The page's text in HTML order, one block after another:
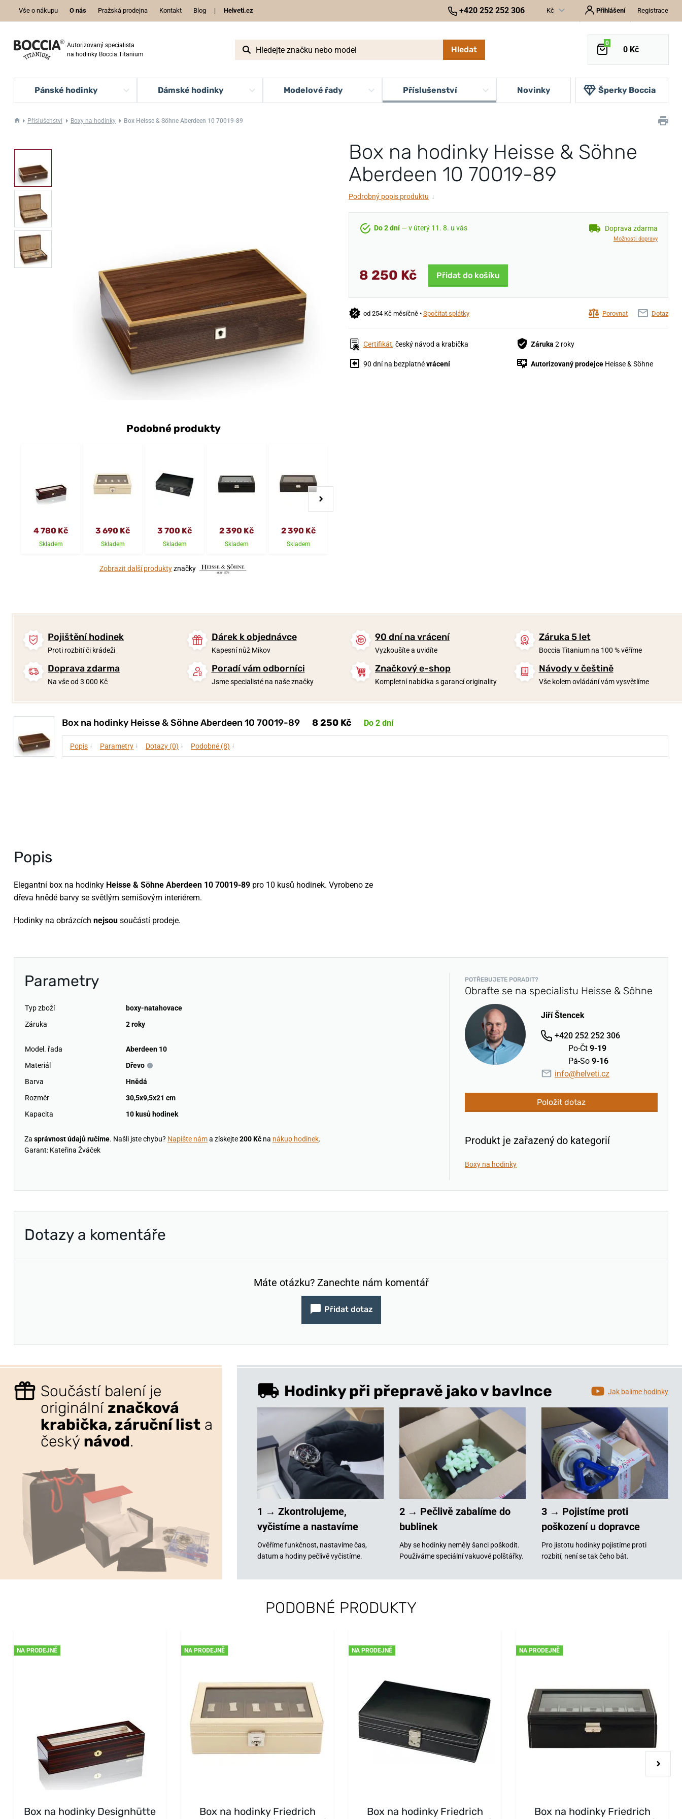
Vše o nákupu O nás Pražská prodejna Kontakt Blog | Helveti.cz +420 252 252 306 Kč Přihlášení Registrace
Autorizovaný specialista
na hodinky Boccia Titanium
Hledat
0
0 Kč
Pánské hodinky Dámské hodinky Modelové řady Příslušenství Novinky Šperky Boccia
Příslušenství Boxy na hodinky Box Heisse & Söhne Aberdeen 10 70019-89
Box na hodinky Heisse & Söhne
Aberdeen 10 70019-89
Podrobný popis produktu ↓
Do 2 dní— v úterý 11. 8. u vás Doprava zdarma
Možnosti dopravy
8 250 Kč Přidat do košíku
od 254 Kč měsíčně • Spočítat splátky Porovnat Dotaz
Certifikát, český návod a krabička Záruka 2 roky
90 dní na bezplatnévrácení Autorizovaný prodejce Heisse & Söhne
Podobné produkty
4 780 Kč
Skladem
3 690 Kč
Skladem
3 700 Kč
Skladem
2 390 Kč
Skladem
2 390 Kč
Skladem
Zobrazit další produktyznačky
Pojištění hodinek
Proti rozbití či krádeži
Dárek k objednávce
Kapesní nůž Mikov
90 dní na vrácení
Vyzkoušíte a uvidíte
Záruka 5 let
Boccia Titanium na 100 % věříme
Doprava zdarma
Na vše od 3 000 Kč
Poradí vám odborníci
Jsme specialisté na naše značky
Značkový e-shop
Kompletní nabídka s garancí originality
Návody v češtině
Vše kolem ovládání vám vysvětlíme
Box na hodinky Heisse & Söhne Aberdeen 10 70019-89 8 250 Kč Do 2 dní
Popis ↓ Parametry ↓ Dotazy (0) ↓ Podobné (8) ↓
Popis
Elegantní box na hodinky Heisse & Söhne Aberdeen 10 70019-89 pro 10 kusů hodinek. Vyrobeno ze
dřeva hnědé barvy se světlým semišovým interiérem.
Hodinky na obrázcích nejsou součástí prodeje.
Parametry
Typ zboží
boxy-natahovace
Záruka
2 roky
Model. řada
Aberdeen 10
Materiál
Dřevo
Barva
Hnědá
Rozměr
30,5x9,5x21 cm
Kapacita
10 kusů hodinek
Za správnost údajů ručíme. Našli jste chybu? Napište náma získejte200 Kč na nákup hodinek.
Garant: Kateřina Žváček
POTŘEBUJETE PORADIT?
Obraťte se na specialistu Heisse & Söhne
Jiří Štencek
+420 252 252 306
Po-Čt 9-19
Pá-So 9-16
info@helveti.cz
Položit dotaz
Produkt je zařazený do kategorií
Boxy na hodinky
Dotazy a komentáře
Máte otázku? Zanechte nám komentář
Přidat dotaz
Součástí balení je
originální značková
krabička, záruční list a
český návod.
Jak balíme hodinky
Hodinky při přepravě jako v bavlnce
1 → Zkontrolujeme,
vyčistíme a nastavíme
Ověříme funkčnost, nastavíme čas,
datum a hodiny pečlivě vyčistíme.
2 → Pečlivě zabalíme do
bublinek
Aby se hodinky neměly šanci poškodit.
Používáme speciální vakuové polštářky.
3 → Pojistíme proti
poškození u dopravce
Pro jistotu hodinky pojistíme proti
rozbití, není se tak čeho bát.
PODOBNÉ PRODUKTY
NA PRODEJNĚ
Box na hodinky Designhütte
NA PRODEJNĚ
Box na hodinky Friedrich
NA PRODEJNĚ
Box na hodinky Friedrich
NA PRODEJNĚ
Box na hodinky Friedrich